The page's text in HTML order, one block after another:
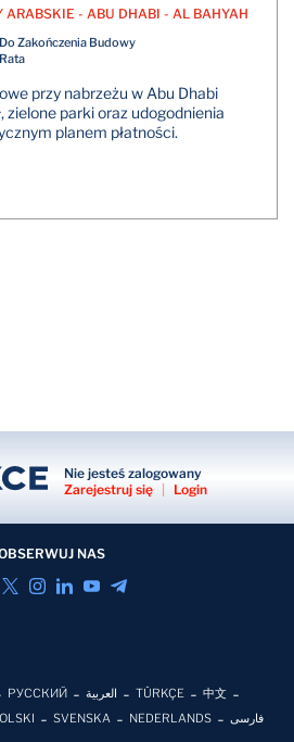
ARABSKIE - ABU DHABI - AL BAHYAH
Do Zakończenia Budowy
Rata
przy nabrzeżu w Abu Dhabi
zielone parki oraz udogodnienia
planem płatności.
Nie jesteś zalogowany
Zarejestruj się
Login
NAS
РУССКИЙ العربية TÜRKÇE
中文
SVENSKA NEDERLANDS فارسی